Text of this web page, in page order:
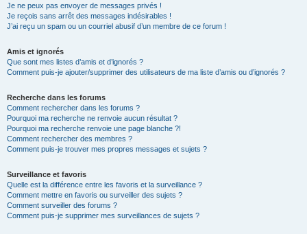
Je ne peux pas envoyer de messages privés !
Je reçois sans arrêt des messages indésirables !
J’ai reçu un spam ou un courriel abusif d’un membre de ce forum !
Amis et ignorés
Que sont mes listes d’amis et d’ignorés ?
Comment puis-je ajouter/supprimer des utilisateurs de ma liste d’amis ou d’ignorés ?
Recherche dans les forums
Comment rechercher dans les forums ?
Pourquoi ma recherche ne renvoie aucun résultat ?
Pourquoi ma recherche renvoie une page blanche ?!
Comment rechercher des membres ?
Comment puis-je trouver mes propres messages et sujets ?
Surveillance et favoris
Quelle est la différence entre les favoris et la surveillance ?
Comment mettre en favoris ou surveiller des sujets ?
Comment surveiller des forums ?
Comment puis-je supprimer mes surveillances de sujets ?